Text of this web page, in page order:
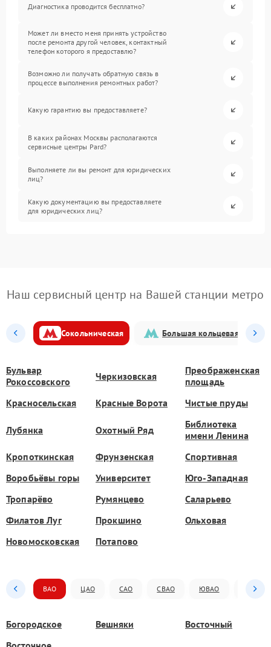
Диагностика проводится бесплатно?
Может ли вместо меня принять устройство
после ремонта другой человек, контактный
телефон которого я предоставлю?
Возможно ли получать обратную связь в
процессе выполнения ремонтных работ?
Какую гарантию вы предоставляете?
В каких районах Москвы располагаются
сервисные центры Pard?
Выполняете ли вы ремонт для юридических
лиц?
Какую документацию вы предоставляете
для юридических лиц?
Наш сервисный центр на Вашей станции метро
Сокольническая Большая кольцевая
Бульвар
Рокоссовского
Черкизовская
Преображенская
площадь
Красносельская
Красные Ворота Чистые пруды
Лубянка Охотный Ряд
Библиотека
имени Ленина
Кропоткинская
Фрунзенская
Спортивная
Воробьёвы горы
Университет
Юго-Западная
Тропарёво
Румянцево
Саларьево
Филатов Луг
Прокшино
Ольховая
Новомосковская
Потапово
ВАО ЦАО САО СВАО ЮВАО ЮАО
Богородское Вешняки
Восточный